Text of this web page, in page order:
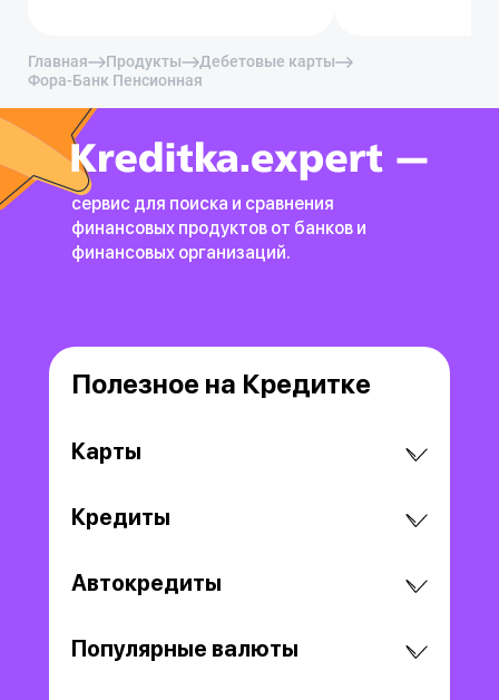
Главная Продукты
Дебетовые карты
Фора-Банк Пенсионная
сервис для поиска и сравнения
финансовых продуктов от банков и
финансовых организаций.
Полезное на Кредитке
Карты
Кредиты
Автокредиты
Популярные валюты